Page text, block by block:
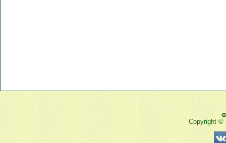
Copyright ©